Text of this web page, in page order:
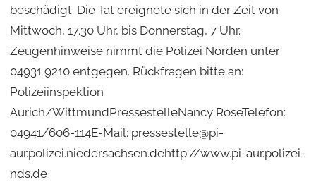
beschädigt. Die Tat ereignete sich in der Zeit von
Mittwoch, 17.30 Uhr, bis Donnerstag, 7 Uhr.
Zeugenhinweise nimmt die Polizei Norden unter
04931 9210 entgegen. Rückfragen bitte an:
Polizeiinspektion
Aurich/WittmundPressestelleNancy RoseTelefon:
04941/606-114E-Mail: pressestelle@pi-
aur.polizei.niedersachsen.dehttp://www.pi-aur.polizei-
nds.de